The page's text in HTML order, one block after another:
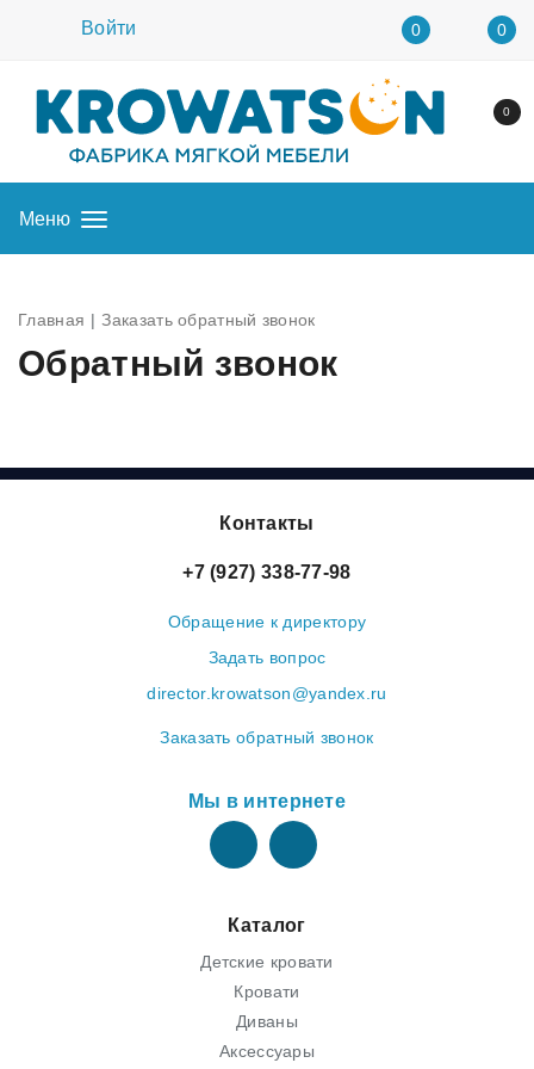
Войти 0 0
0
Меню
Главная Заказать обратный звонок
Обратный звонок
Контакты
+7 (927) 338-77-98
Обращение к директору
Задать вопрос
director.krowatson@yandex.ru
Заказать обратный звонок
Мы в интернете
Каталог
Детские кровати
Кровати
Диваны
Аксессуары